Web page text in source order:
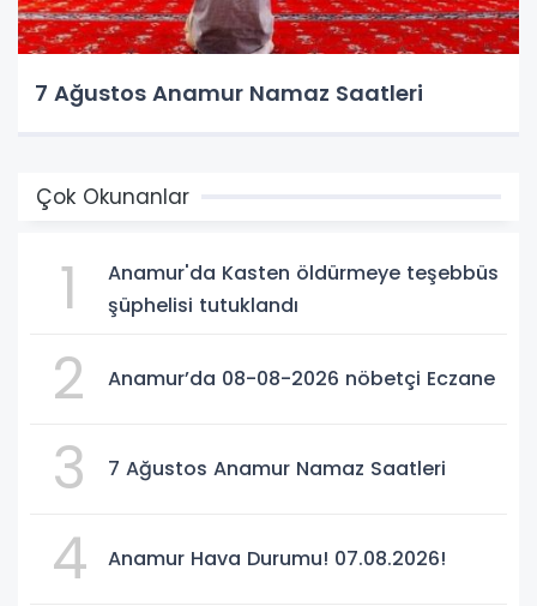
7 Ağustos Anamur Namaz Saatleri
Çok Okunanlar
1
Anamur'da Kasten öldürmeye teşebbüs
şüphelisi tutuklandı
2 Anamur’da 08-08-2026 nöbetçi Eczane
3 7 Ağustos Anamur Namaz Saatleri
4 Anamur Hava Durumu! 07.08.2026!